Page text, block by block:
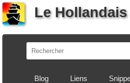
Le
Blog Liens